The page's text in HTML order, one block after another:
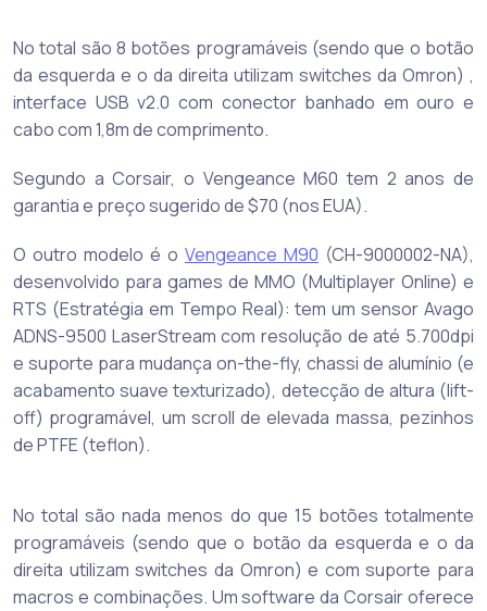
No total são 8 botões programáveis (sendo que o botão
da esquerda e o da direita utilizam switches da Omron) ,
interface USB v2.0 com conector banhado em ouro e
cabo com 1,8m de comprimento.
Segundo a Corsair, o Vengeance M60 tem 2 anos de
garantia e preço sugerido de $70 (nos EUA).
O outro modelo é o Vengeance M90 (CH-9000002-NA),
desenvolvido para games de MMO (Multiplayer Online) e
RTS (Estratégia em Tempo Real): tem um sensor Avago
ADNS-9500 LaserStream com resolução de até 5.700dpi
e suporte para mudança on-the-fly, chassi de alumínio (e
acabamento suave texturizado), detecção de altura (lift-
off) programável, um scroll de elevada massa, pezinhos
de PTFE (teflon).
No total são nada menos do que 15 botões totalmente
programáveis (sendo que o botão da esquerda e o da
direita utilizam switches da Omron) e com suporte para
macros e combinações. Um software da Corsair oferece